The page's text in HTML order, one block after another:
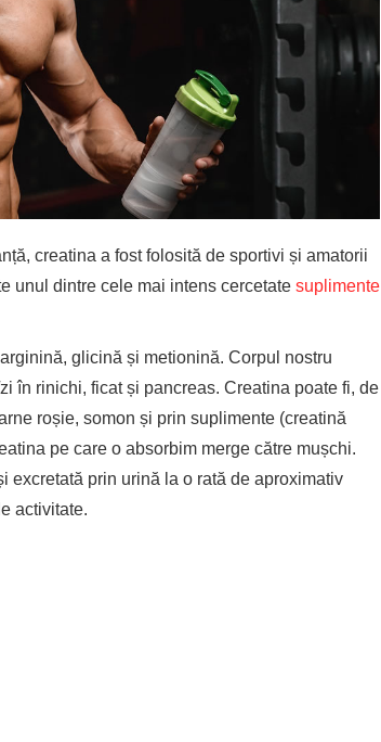
creatina a fost folosită de sportivi și amatorii
unul dintre cele mai intens cercetate suplimente
glicină și metionină. Corpul nostru
în rinichi, ficat și pancreas. Creatina poate fi, de
roșie, somon și prin suplimente (creatină
pe care o absorbim merge către mușchi.
excretată prin urină la o rată de aproximativ
activitate.